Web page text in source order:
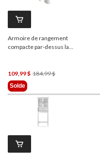
Armoire de rangement
compacte par-dessus la
109,99 $ 184,99 $Prix
184,99 $
Solde